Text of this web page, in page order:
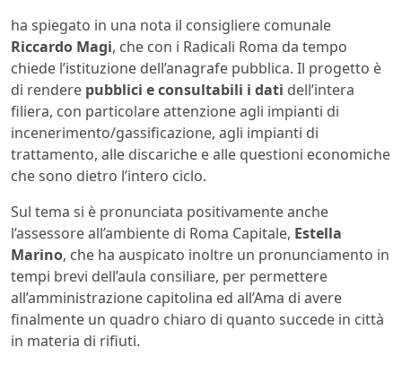
ha spiegato in una nota il consigliere comunale
Riccardo Magi, che con i Radicali Roma da tempo
chiede l’istituzione dell’anagrafe pubblica. Il progetto è
di rendere pubblici e consultabili i dati dell’intera
filiera, con particolare attenzione agli impianti di
incenerimento/gassificazione, agli impianti di
trattamento, alle discariche e alle questioni economiche
che sono dietro l’intero ciclo.
Sul tema si è pronunciata positivamente anche
l’assessore all’ambiente di Roma Capitale, Estella
Marino, che ha auspicato inoltre un pronunciamento in
tempi brevi dell’aula consiliare, per permettere
all’amministrazione capitolina ed all’Ama di avere
finalmente un quadro chiaro di quanto succede in città
in materia di rifiuti.